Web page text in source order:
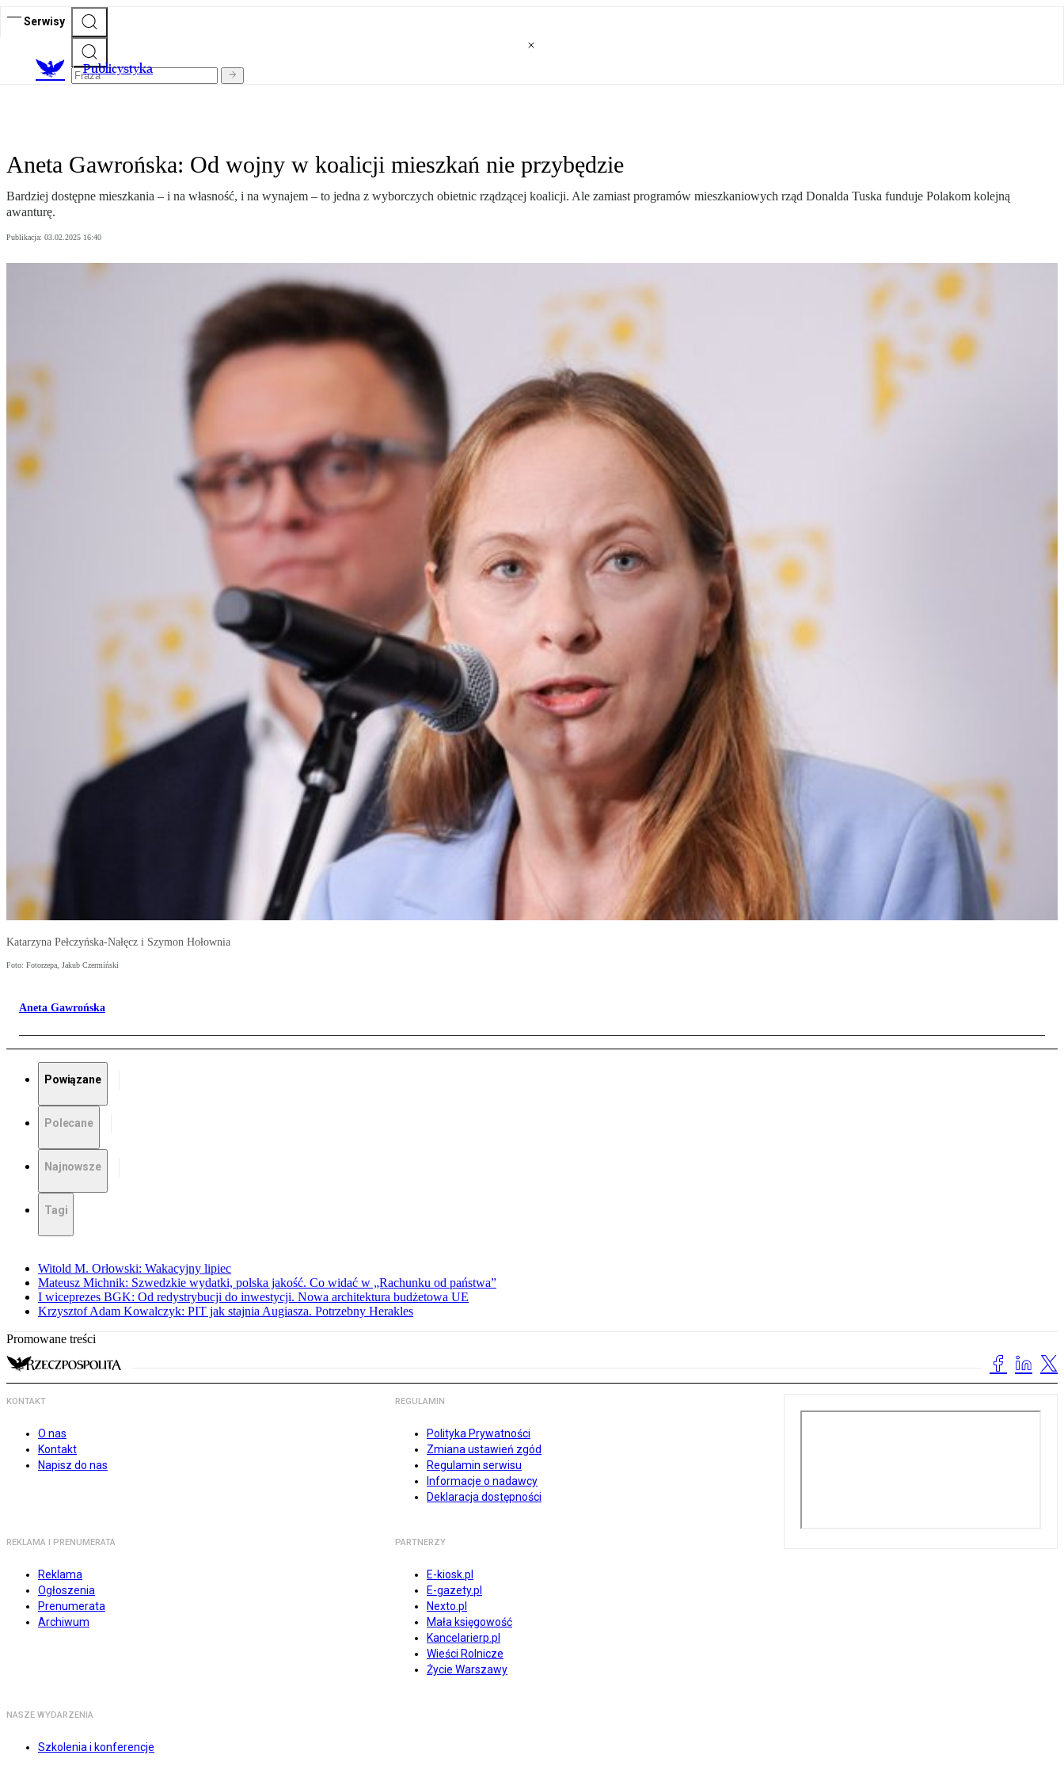
Serwisy
Publicystyka
Aneta Gawrońska: Od wojny w koalicji mieszkań nie przybędzie
Bardziej dostępne mieszkania – i na własność, i na wynajem – to jedna z wyborczych obietnic rządzącej koalicji. Ale zamiast programów mieszkaniowych rząd Donalda Tuska funduje Polakom kolejną
awanturę.
Publikacja: 03.02.2025 16:40
Katarzyna Pełczyńska-Nałęcz i Szymon Hołownia
Foto: Fotorzepa, Jakub Czermiński
Aneta Gawrońska
Powiązane
Polecane
Najnowsze
Tagi
Witold M. Orłowski: Wakacyjny lipiec
Mateusz Michnik: Szwedzkie wydatki, polska jakość. Co widać w „Rachunku od państwa”
I wiceprezes BGK: Od redystrybucji do inwestycji. Nowa architektura budżetowa UE
Krzysztof Adam Kowalczyk: PIT jak stajnia Augiasza. Potrzebny Herakles
Promowane treści
KONTAKT
O nas
Kontakt
Napisz do nas
REGULAMIN
Polityka Prywatności
Zmiana ustawień zgód
Regulamin serwisu
Informacje o nadawcy
Deklaracja dostępności
REKLAMA I PRENUMERATA
Reklama
Ogłoszenia
Prenumerata
Archiwum
PARTNERZY
E-kiosk.pl
E-gazety.pl
Nexto.pl
Mała księgowość
Kancelarierp.pl
Wieści Rolnicze
Życie Warszawy
NASZE WYDARZENIA
Szkolenia i konferencje